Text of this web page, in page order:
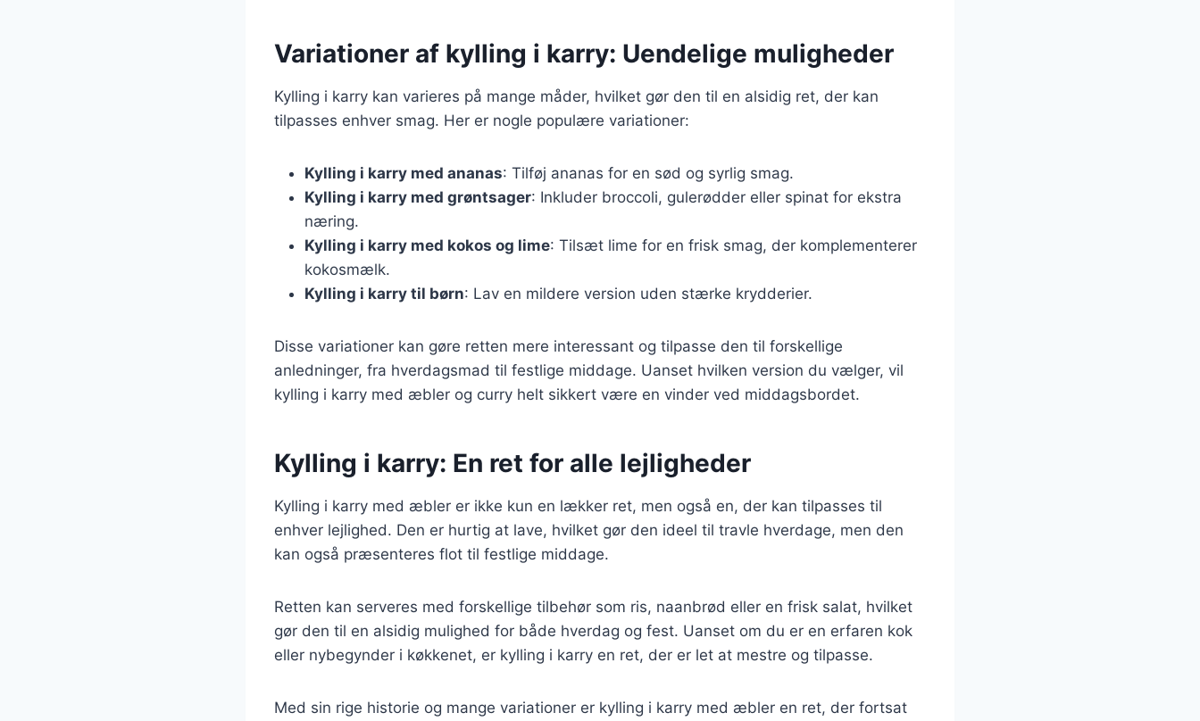
Variationer af kylling i karry: Uendelige muligheder
Kylling i karry kan varieres på mange måder, hvilket gør den til en alsidig ret, der kan
tilpasses enhver smag. Her er nogle populære variationer:
Kylling i karry med ananas: Tilføj ananas for en sød og syrlig smag.
Kylling i karry med grøntsager: Inkluder broccoli, gulerødder eller spinat for ekstra
næring.
Kylling i karry med kokos og lime: Tilsæt lime for en frisk smag, der komplementerer
kokosmælk.
Kylling i karry til børn: Lav en mildere version uden stærke krydderier.
Disse variationer kan gøre retten mere interessant og tilpasse den til forskellige
anledninger, fra hverdagsmad til festlige middage. Uanset hvilken version du vælger, vil
kylling i karry med æbler og curry helt sikkert være en vinder ved middagsbordet.
Kylling i karry: En ret for alle lejligheder
Kylling i karry med æbler er ikke kun en lækker ret, men også en, der kan tilpasses til
enhver lejlighed. Den er hurtig at lave, hvilket gør den ideel til travle hverdage, men den
kan også præsenteres flot til festlige middage.
Retten kan serveres med forskellige tilbehør som ris, naanbrød eller en frisk salat, hvilket
gør den til en alsidig mulighed for både hverdag og fest. Uanset om du er en erfaren kok
eller nybegynder i køkkenet, er kylling i karry en ret, der er let at mestre og tilpasse.
Med sin rige historie og mange variationer er kylling i karry med æbler en ret, der fortsat